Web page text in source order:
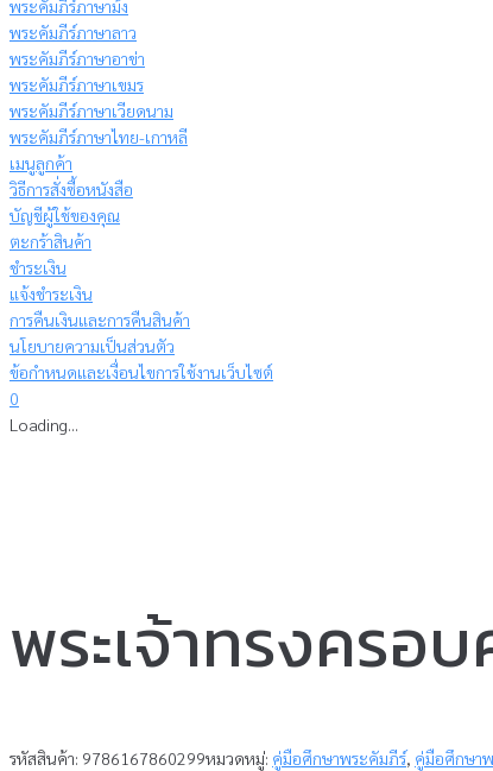
พระคัมภีร์ภาษาม้ง
พระคัมภีร์ภาษาลาว
พระคัมภีร์ภาษาอาข่า
พระคัมภีร์ภาษาเขมร
พระคัมภีร์ภาษาเวียดนาม
พระคัมภีร์ภาษาไทย-เกาหลี
เมนูลูกค้า
วิธีการสั่งซื้อหนังสือ
บัญชีผู้ใช้ของคุณ
ตะกร้าสินค้า
ชำระเงิน
แจ้งชำระเงิน
การคืนเงินและการคืนสินค้า
นโยบายความเป็นส่วนตัว
ข้อกำหนดและเงื่อนไขการใช้งานเว็บไซต์
0
Loading...
พระเจ้าทรงครอ
รหัสสินค้า: 9786167860299หมวดหมู่: คู่มือศึกษาพระคัมภีร์, คู่มือศึกษา